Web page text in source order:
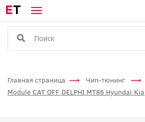
ET
Главная страница Чип-тюнинг
Module CAT OFF DELPHI MT86 Hyundai Kia